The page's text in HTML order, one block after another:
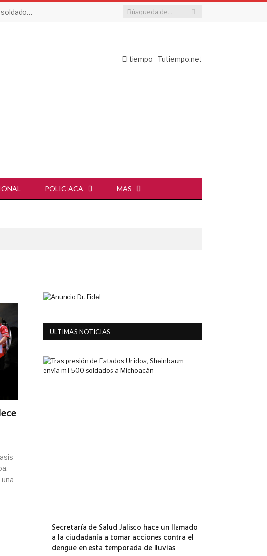
Tras presión de Estados Unidos, Sheinbaum envía mil 500 soldados a Michoacán
El tiempo - Tutiempo.net
POLICIACA MAS
ULTIMAS NOTICIAS
Secretaría de Salud Jalisco hace un llamado
a la ciudadanía a tomar acciones contra el
dengue en esta temporada de lluvias